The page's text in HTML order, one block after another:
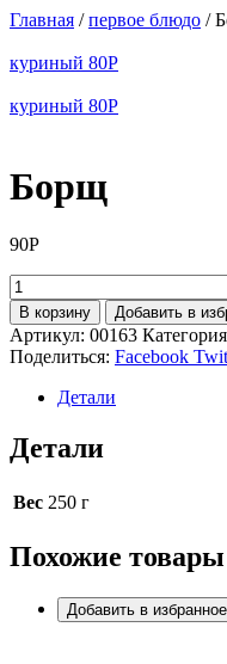
Главная /первое блюдо /
куриный 80Р
куриный 80Р
Борщ
90Р
Количество
товара
Борщ
В корзину Добавить в
Артикул: 00163
Поделиться: Facebook
Детали
Детали
Вес 250 г
Похожие товары
Добавить в избранное